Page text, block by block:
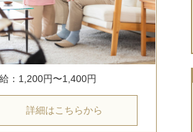
詳細はこちらから